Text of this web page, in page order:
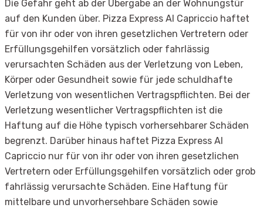
Die Gefahr geht ab der Übergabe an der Wohnungstür
auf den Kunden über. Pizza Express Al Capriccio haftet
für von ihr oder von ihren gesetzlichen Vertretern oder
Erfüllungsgehilfen vorsätzlich oder fahrlässig
verursachten Schäden aus der Verletzung von Leben,
Körper oder Gesundheit sowie für jede schuldhafte
Verletzung von wesentlichen Vertragspflichten. Bei der
Verletzung wesentlicher Vertragspflichten ist die
Haftung auf die Höhe typisch vorhersehbarer Schäden
begrenzt. Darüber hinaus haftet Pizza Express Al
Capriccio nur für von ihr oder von ihren gesetzlichen
Vertretern oder Erfüllungsgehilfen vorsätzlich oder grob
fahrlässig verursachte Schäden. Eine Haftung für
mittelbare und unvorhersehbare Schäden sowie